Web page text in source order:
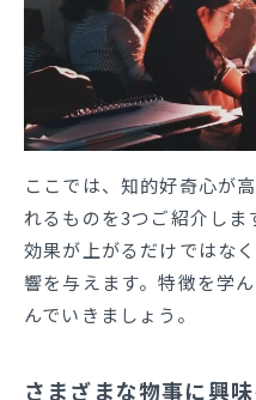
ここでは、知的好奇心が
れるものを3つご紹介しま
効果が上がるだけではな
響を与えます。特徴を学
んでいきましょう。
さまざまな物事に興